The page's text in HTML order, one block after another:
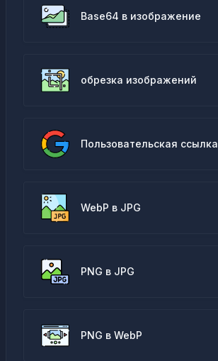
Base64 в изображение
обрезка изображений
Пользовательская ссылка
WebP в JPG
PNG в JPG
PNG в WebP